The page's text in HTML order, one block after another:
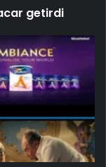
getirdi